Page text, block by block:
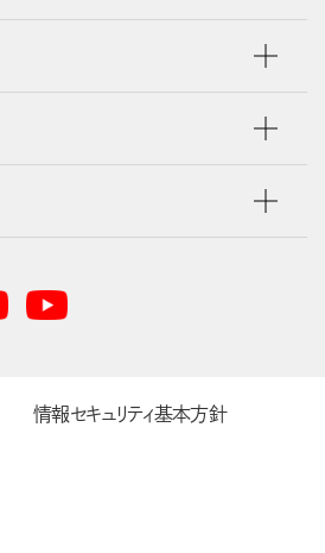
情報セキュリティ基本方針